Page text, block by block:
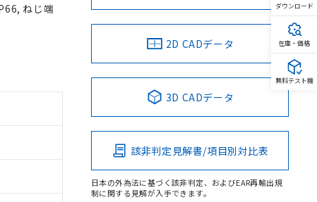
ねじ端
2D CADデータ
3D CADデータ
該非判定見解書/項目別対比表
日本の外為法に基づく該非判定、およびEAR再輸出規
制に関する見解が入手できます。
ダウンロード
在庫・価格
無料テスト機